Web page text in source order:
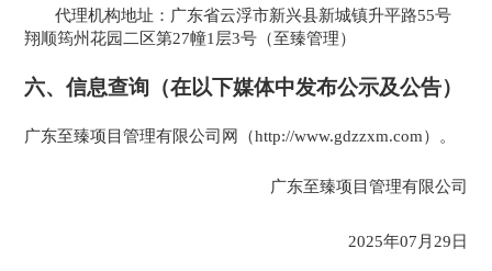
代理机构地址： 广东省云浮市新兴县新城镇升平路55号
翔顺筠州花园二区第27幢1层3号（至臻管理）
六、信息查询（在以下媒体中发布公示及公告）
广东至臻项目管理有限公司网（http://www.gdzzxm.com）。
广东至臻项目管理有限公司
2025年07月29日